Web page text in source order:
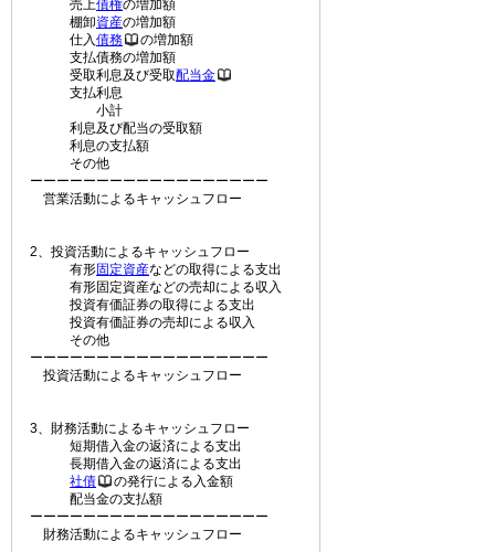
売上債権の増加額
棚卸資産の増加額
仕入債務
の増加額
支払債務の増加額
受取利息及び受取配当金
支払利息
小計
利息及び配当の受取額
利息の支払額
その他
ーーーーーーーーーーーーーーーーーー
営業活動によるキャッシュフロー
2、投資活動によるキャッシュフロー
有形固定資産などの取得による支出
有形固定資産などの売却による収入
投資有価証券の取得による支出
投資有価証券の売却による収入
その他
ーーーーーーーーーーーーーーーーーー
投資活動によるキャッシュフロー
3、財務活動によるキャッシュフロー
短期借入金の返済による支出
長期借入金の返済による支出
社債
の発行による入金額
配当金の支払額
ーーーーーーーーーーーーーーーーーー
財務活動によるキャッシュフロー